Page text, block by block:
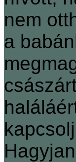
nem
a